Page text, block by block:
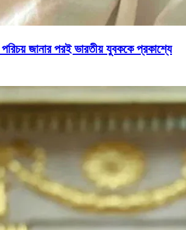
পরিচয় জানার পরই ভারতীয় যুবককে প্রকাশ্যে